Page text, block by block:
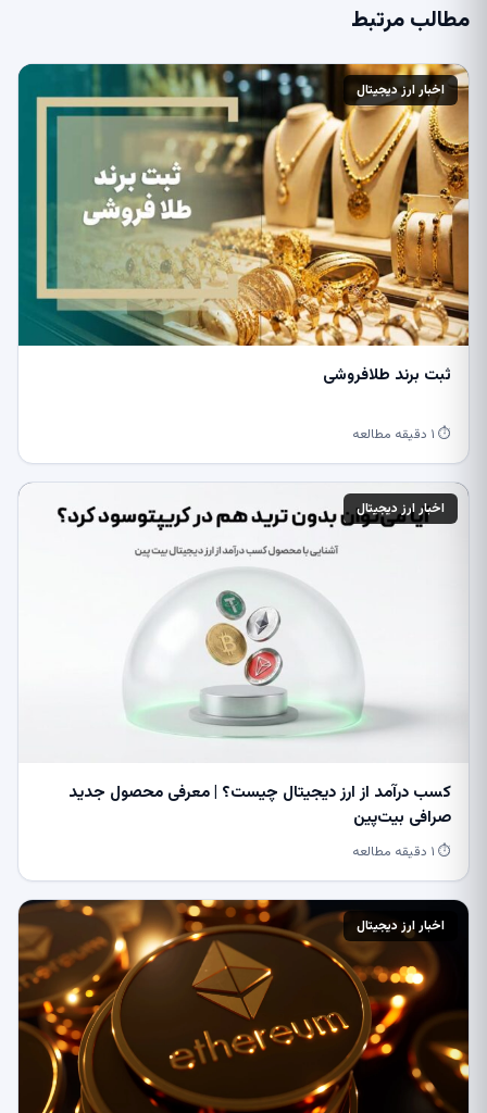
مطالب مرتبط
اخبار ارز دیجیتال
ثبت برند طلافروشی
⏱ ۱ دقیقه مطالعه
اخبار ارز دیجیتال
کسب درآمد از ارز دیجیتال چیست؟ | معرفی محصول جدید
صرافی بیت‌پین
⏱ ۱ دقیقه مطالعه
اخبار ارز دیجیتال